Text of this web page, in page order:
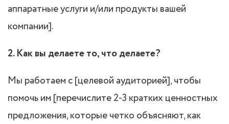
аппаратные услуги и/или продукты вашей
компании].
2. Как вы делаете то, что делаете?
Мы работаем с [целевой аудиторией], чтобы
помочь им [перечислите 2-3 кратких ценностных
предложения, которые четко объясняют, как